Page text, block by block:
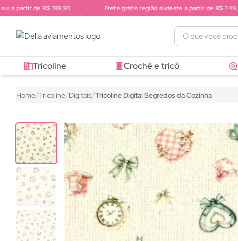
Frete grátis região sul a partir de R$ 199,90. Frete grátis região
de R$ 199,90 Frete grátis região sudeste a partir de R$ 249,90
Tricoline Crochê e tricô
Home Tricoline Digitais Tricoline Digital Segredos da Cozinha